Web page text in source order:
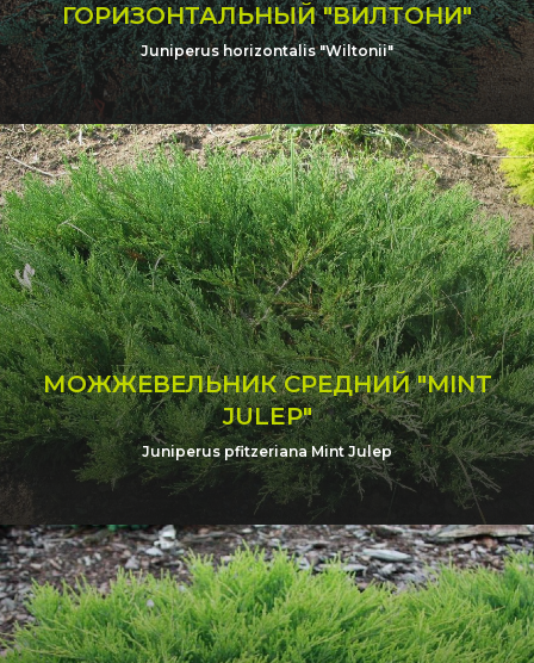
ГОРИЗОНТАЛЬНЫЙ "ВИЛТОНИ"
Juniperus horizontalis "Wiltonii"
МОЖЖЕВЕЛЬНИК СРЕДНИЙ "MINT
JULEP"
Juniperus pfitzeriana Mint Julep